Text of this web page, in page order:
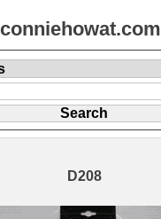
conniehowat.com
D208